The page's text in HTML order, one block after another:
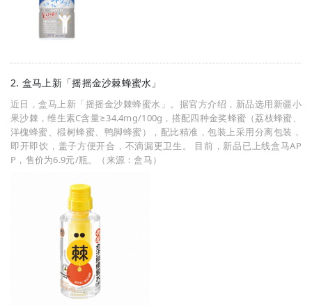
2. 盒马上新「摇摇金沙棘蜂蜜水」
近日，盒马上新「摇摇金沙棘蜂蜜水」。据官方介绍，新品选用新疆小
果沙棘，维生素C含量≥34.4mg/100g，搭配四种金奖蜂蜜（荔枝蜂蜜、
洋槐蜂蜜、椴树蜂蜜、鸭脚蜂蜜），配比精准，包装上采用分离包装，
即开即饮，盖子方便开合，不滴漏更卫生。 目前，新品已上线盒马AP
P，售价为6.9元/瓶。（来源：盒马）